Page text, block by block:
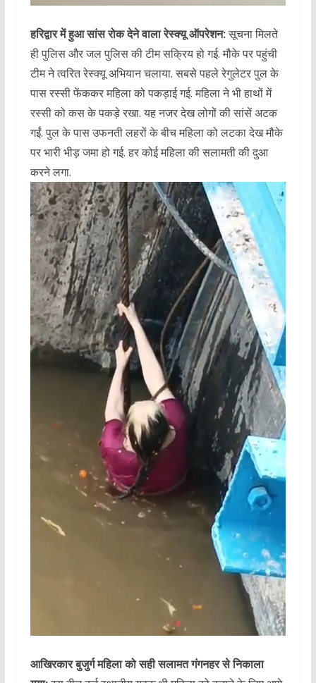
हरिद्वार में हुआ सांस रोक देने वाला रेस्क्यू ऑपरेशन:सूचना मिलते
ही पुलिस और जल पुलिस की टीम सक्रिय हो गई. मौके पर पहुंची
टीम ने त्वरित रेस्क्यू अभियान चलाया. सबसे पहले रेगुलेटर पुल के
पास रस्सी फेंककर महिला को पकड़ाई गई. महिला ने भी हाथों में
रस्सी को कस के पकड़े रखा. यह नजर देख लोगों की सांसें अटक
गईं. पुल के पास उफनती लहरों के बीच महिला को लटका देख मौके
पर भारी भीड़ जमा हो गई. हर कोई महिला की सलामती की दुआ
करने लगा.
आखिरकार बुजुर्ग महिला को सही सलामत गंगनहर से निकाला